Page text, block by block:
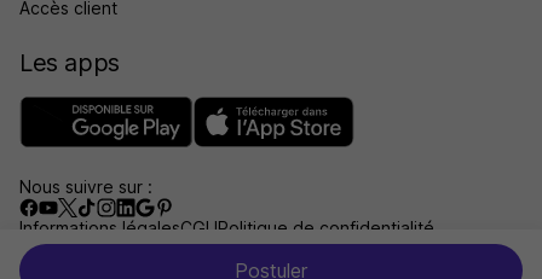
Postuler
Accès client
Les apps
Nous suivre sur :
Informations légalesCGUPolitique de confidentialité
Gérer les traceursAccessibilité : non conforme
Aide et contact